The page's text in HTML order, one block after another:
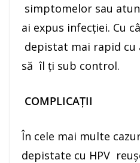
simptomelor sau
ai expus infecției. Cu
depistat mai rapid
să îl ți sub control.
COMPLICAȚII
În cele mai multe
depistate cu HPV